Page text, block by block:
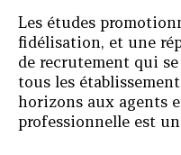
Les études
fidélisation, et une
de recrutement qui
tous les
horizons aux agents
professionnelle est